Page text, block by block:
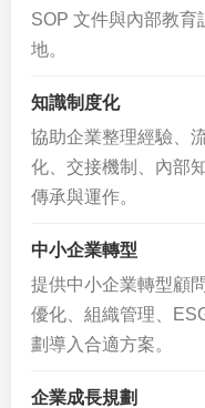
SOP 文件與內部教育
地。
知識制度化
協助企業整理經驗、
化、交接機制、內部
傳承與運作。
中小企業轉型
提供中小企業轉型顧
優化、組織管理、
劃導入合適方案。
企業成長規劃